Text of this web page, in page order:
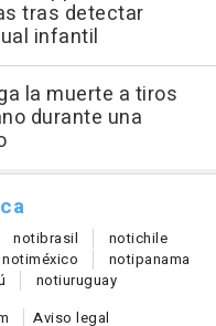
tras detectar
infantil
la muerte a tiros
durante una
notibrasil notichile
notiméxico notipanama
notiuruguay
Aviso legal